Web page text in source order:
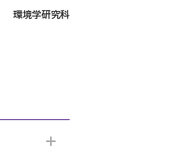
環境学研究科